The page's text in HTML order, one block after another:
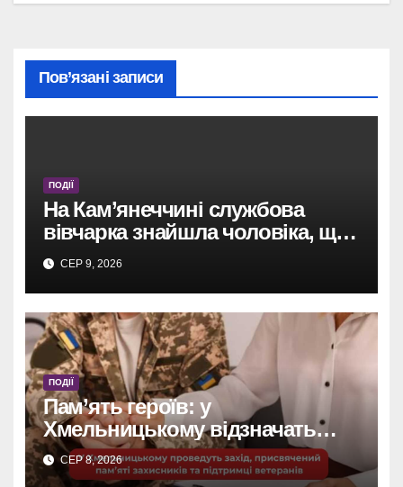
Пов’язані записи
ПОДІЇ
На Кам’янеччині службова
вівчарка знайшла чоловіка, що
загубився через спеку.
СЕР 9, 2026
ПОДІЇ
Пам’ять героїв: у
Хмельницькому відзначать
захисників та підтримають
ветеранів.
СЕР 8, 2026